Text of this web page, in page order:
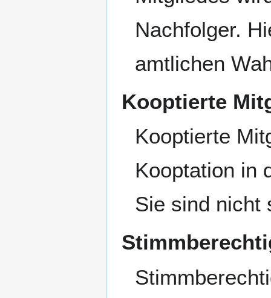
Nachfolger.
amtlichen
Kooptierte
Kooptierte
Kooptation in
Sie sind nicht